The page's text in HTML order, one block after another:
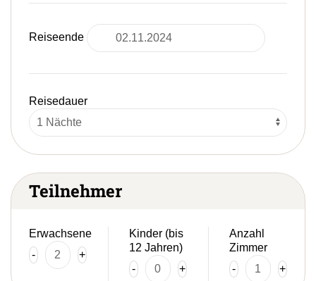
Reiseende
Reisedauer
Teilnehmer
Erwachsene
-
+
Kinder (bis
12 Jahren)
-
+
Anzahl
Zimmer
-
+